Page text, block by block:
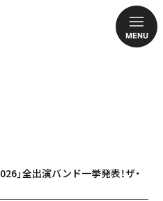
MENU
」全出演バンド一挙発表！ザ・